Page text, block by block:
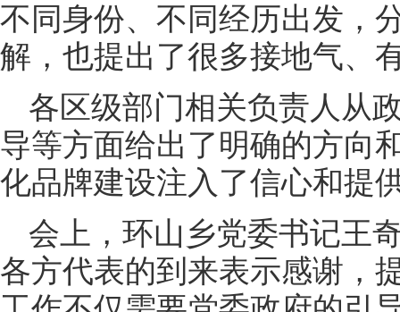
不同身份、不同经历出发，
解，也提出了很多接地气、
各区级部门相关负责人从
导等方面给出了明确的方向
化品牌建设注入了信心和提
会上，环山乡党委书记王
各方代表的到来表示感谢，